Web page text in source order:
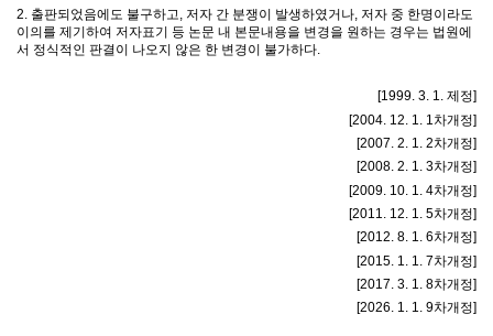
2. 출판되었음에도 불구하고 저자 간 분쟁이 발생하였거나 저자 중 한명이라도
이의를 제기하여 저자표기 등 논문 내 본문내용을 변경을 원하는 경우는 법원에
서 정식적인 판결이 나오지 않은 한 변경이 불가하다
[1999. 3. 1. 제정]
[2004. 12. 1. 1 차개정]
[2007. 2. 1. 2차개정]
[2008. 2. 1. 3차개정]
[2009. 10. 1. 4차개정]
[2011. 12. 1. 5차개정]
[2012. 8. 1. 6차개정]
[2015. 1. 1. 7차개정]
[2017. 3. 1. 8차개정]
[2026. 1. 1. 9차개정]